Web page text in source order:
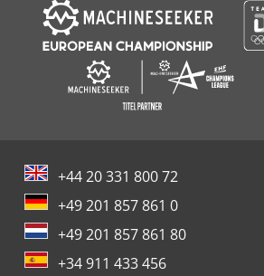
+44 20 331 800 72
+49 201 857 861 0
+49 201 857 861 80
+34 911 433 456